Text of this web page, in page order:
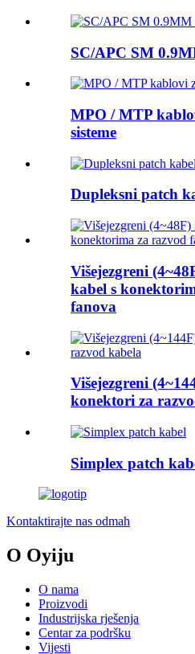
SC/APC SM
MPO / MTP
sisteme
Dupleksni patch
Višejezgreni
kabel s
fanova
Višejezgreni
konektori za
Simplex patch
Kontaktirajte nas odmah
O Oyiju
O nama
Proizvodi
Industrijska rješenja
Centar za podršku
Vijesti